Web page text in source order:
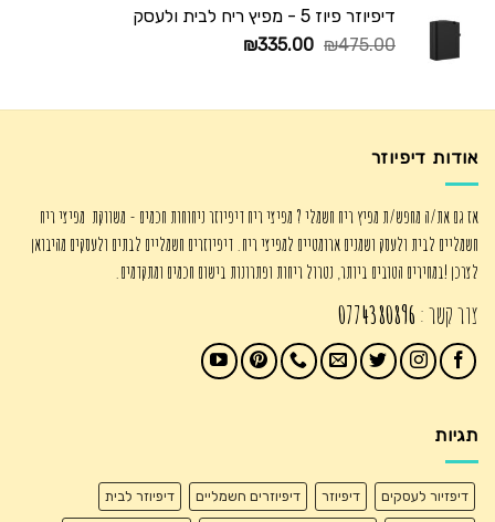
דיפיוזר פיוז 5 - מפיץ ריח לבית ולעסק
₪475.00
המחיר
₪475.00.
₪335.00
המחיר
₪335.00.
אודות דיפיוזר
אז גם את/ה מחפש/ת מפיץ ריח חשמלי ? מפיצי ריח דיפיוזר ניחוחות חכמים - משווקת מפיצי ריח
חשמליים לבית ולעסק ושמנים ארומטיים למפיצי ריח. דיפיוזרים חשמליים לבתים ולעסקים מהיבואן
לצרכן !במחירים הטובים ביותר, נטרול ריחות ופתרונות בישום חכמים ומתקדמים.
צור קשר : 0774380896
תגיות
דיפזיור לעסקים דיפיוזר דיפיוזרים חשמליים דיפיוזר לבית